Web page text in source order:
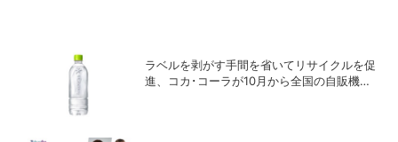
ラベルを剥がす手間を省いてリサイクルを促
進、コカ･コーラが10月から全国の自販機で